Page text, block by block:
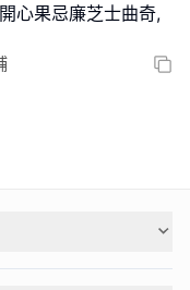
心果忌廉芝士曲奇,